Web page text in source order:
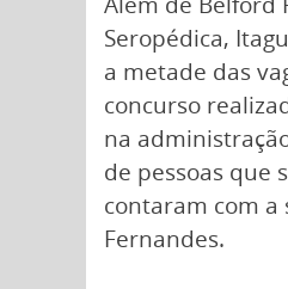
Seropédica,
a metade das
concurso
na
de pessoas que
contaram com a
Fernandes.